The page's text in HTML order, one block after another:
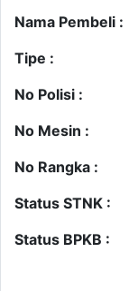
Nama Pembeli :
Tipe :
No Polisi :
No Mesin :
No Rangka :
Status STNK :
Status BPKB :